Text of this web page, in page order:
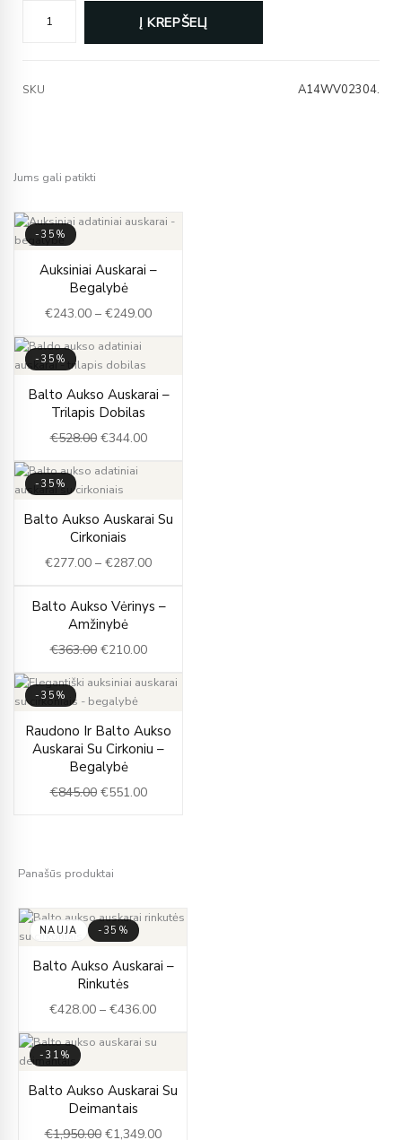
Į KREPŠELĮ
SKU A14WV02304.
Jums gali patikti
-35%
Auksiniai Auskarai –
Begalybė
€243.00 – €249.00
range:
through
-35%
Balto Aukso Auskarai –
Trilapis Dobilas
€528.00
price
was:
€528.00.
€344.00
price
€344.00.
-35%
Balto Aukso Auskarai Su
Cirkoniais
€277.00 – €287.00
range:
through
-42%
Balto Aukso Vėrinys –
Amžinybė
€363.00
price
was:
€363.00.
€210.00
price
€210.00.
-35%
Raudono Ir Balto Aukso
Auskarai Su Cirkoniu –
Begalybė
€845.00
price
was:
€845.00.
€551.00
price
is:
Panašūs produktai
NAUJA -35%
Balto Aukso Auskarai –
Rinkutės
€428.00 – €436.00
range:
through
-31%
Balto Aukso Auskarai Su
Deimantais
€1,950.00
price
was:
€1,950.00.
€1,349.00
price
€1,349.00.